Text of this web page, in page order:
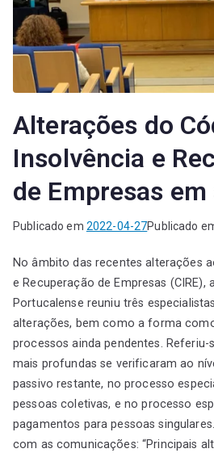
Alterações do
Insolvência e
de Empresas
Publicado em 2022-04-27Publicado
No âmbito das recentes alterações
e Recuperação de Empresas (CIRE),
Portucalense reuniu três
alterações, bem como a forma
processos ainda pendentes. Referiu-
mais profundas se verificaram ao
passivo restante, no processo
pessoas coletivas, e no processo
pagamentos para pessoas
com as comunicações: “Principais